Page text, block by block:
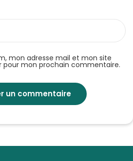
mon adresse mail et mon site
pour mon prochain commentaire.